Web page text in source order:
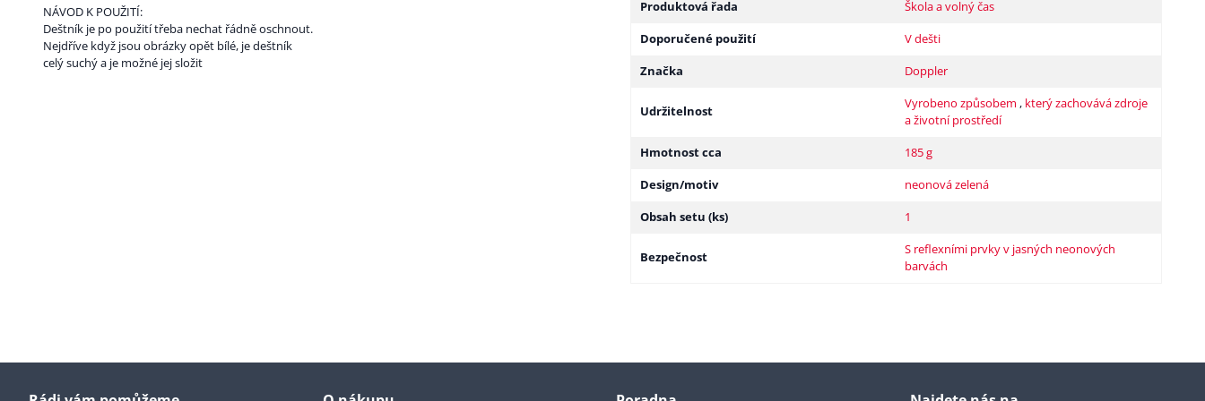
NÁVOD K POUŽITÍ:
Deštník je po použití třeba nechat řádně oschnout.
Nejdříve když jsou obrázky opět bílé, je deštník
celý suchý a je možné jej složit
Produktová řada
Škola a volný čas
Doporučené použití
V dešti
Značka
Doppler
Udržitelnost Vyrobeno způsobem , který zachovává zdroje
a životní prostředí
Hmotnost cca
185 g
Design/motiv
neonová zelená
Obsah setu (ks)
1
Bezpečnost
S reflexními prvky v jasných neonových
barvách